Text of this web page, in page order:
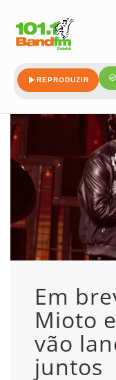
REPRODUZIR
Em
Mioto
vão
juntos